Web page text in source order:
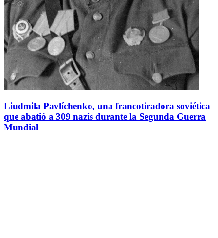
Liudmila Pavlíchenko, una francotiradora soviética
que abatió a 309 nazis durante la Segunda Guerra
Mundial